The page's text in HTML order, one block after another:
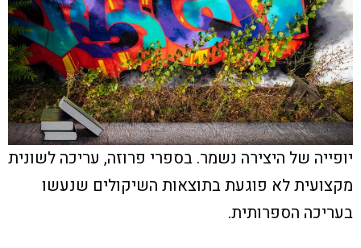
יופייה של היצירה נשמר. בספרי פרוזה, עריכה לשונית
מקצועית לא פוגעת בתוצאות השיקולים שנעשו
בעריכה הספרותית.